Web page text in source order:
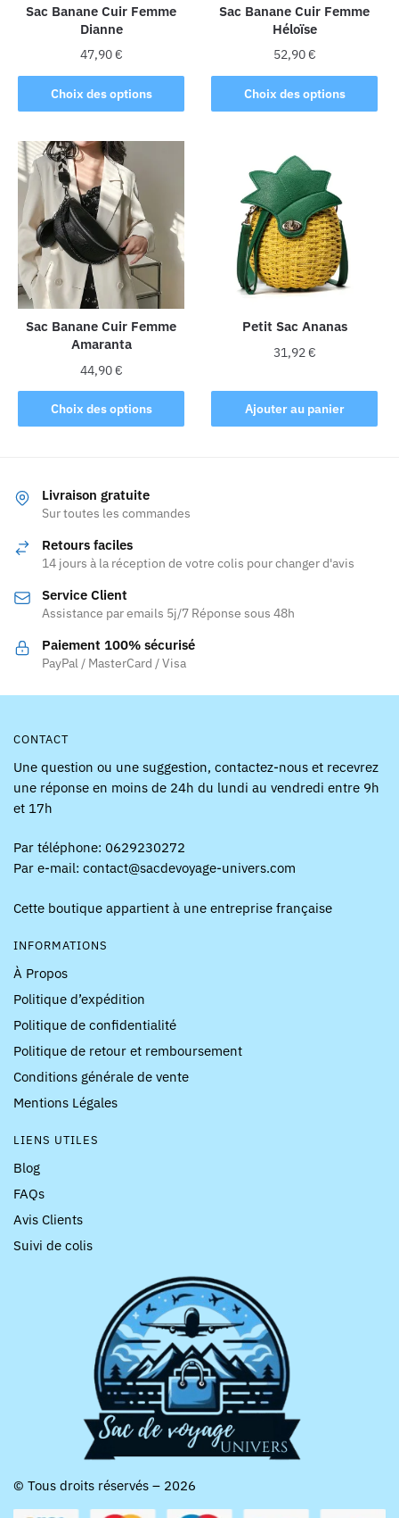
Sac Banane Cuir Femme
Dianne
47,90€
Choix des options
Ce
produit
plusieurs
variations.
Les
options
peuvent
être
choisies
sur
la
page
du
produit
Sac Banane Cuir Femme
Héloïse
52,90€
Choix des options
Ce
produit
plusieurs
variations.
Les
options
peuvent
être
choisies
la
page
produit
Sac Banane Cuir Femme
Amaranta
44,90€
Choix des options
Ce
produit
variations.
Les
peuvent
choisies
sur
la
page
Petit Sac Ananas
31,92 €
Ajouter au panier
Livraison gratuite
Sur toutes les commandes
Retours faciles
14 jours à la réception de votre colis pour changer d'avis
Service Client
Assistance par emails 5j/7 Réponse sous 48h
Paiement 100% sécurisé
PayPal / MasterCard / Visa
CONTACT
Une question ou une suggestion, contactez-nous et recevrez
une réponse en moins de 24h du lundi au vendredi entre 9h
et 17h
Par téléphone: 0629230272
Par e-mail: contact@sacdevoyage-univers.com
Cette boutique appartient à une entreprise française
INFORMATIONS
À Propos
Politique d’expédition
Politique de confidentialité
Politique de retour et remboursement
Conditions générale de vente
Mentions Légales
LIENS UTILES
Blog
FAQs
Avis Clients
Suivi de colis
© Tous droits réservés – 2026